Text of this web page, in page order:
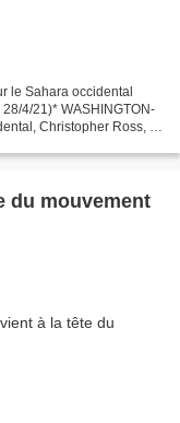
le Sahara occidental
4/21)* WASHINGTON-
Christopher Ross, a
du mouvement